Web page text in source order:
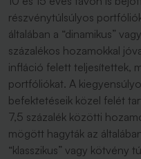
részvénytúlsúlyos
általában a “dinamikus”
százalékos hozamokkal
infláció felett teljesítettek,
portfóliókat. A
befektetéseik közel felét
7,5 százalék közötti
mögött hagyták az
“klasszikus” vagy kötvény